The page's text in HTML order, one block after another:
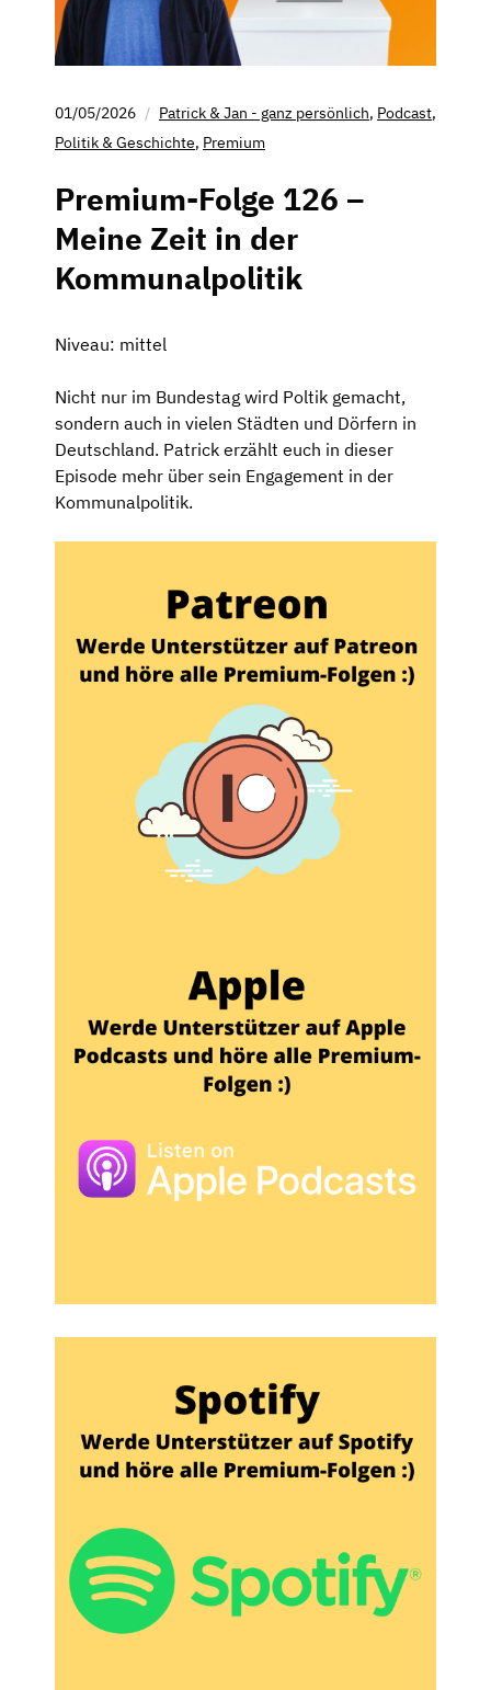
01/05/2026 Patrick & Jan - ganz persönlich, Podcast,
Politik & Geschichte, Premium
Premium-Folge 126 –
Meine Zeit in der
Kommunalpolitik
Niveau: mittel
Nicht nur im Bundestag wird Poltik gemacht,
sondern auch in vielen Städten und Dörfern in
Deutschland. Patrick erzählt euch in dieser
Episode mehr über sein Engagement in der
Kommunalpolitik.